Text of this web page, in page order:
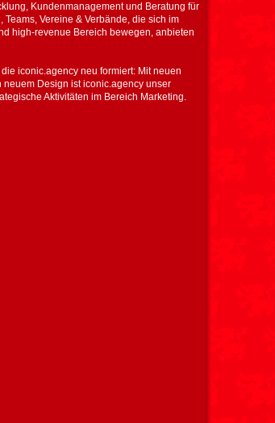
Kundenmanagement und Beratung für
Teams, Vereine & Verbände, die sich im
high-revenue Bereich bewegen, anbieten
iconic.agency neu formiert: Mit neuen
neuem Design ist iconic.agency unser
Aktivitäten im Bereich Marketing.